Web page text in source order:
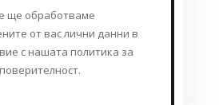
ще обработваме
от вас лични данни в
с нашата политика за
поверителност.